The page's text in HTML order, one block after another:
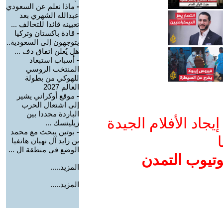
الأفلام الجيدة
التمدن
- ماذا نعلم عن السعودي
عبدالله الشهري بعد
تعيينه قائدا للتحالف ...
- قادة باكستان وتركيا
يتوجهون إلى السعودية..
هل يُعلن اتفاق دف ...
- أسباب استبعاد
المنتخب الروسي
للهوكي من بطولة
العالم 2027
- موقع أوكراني يشير
إلى اشتعال الحرب
الباردة مجددا بين
زيلينسك ...
- بوتين يبحث مع محمد
بن زايد آل نهيان هاتفيا
الوضع في منطقة ال ...
المزيد.....
المزيد.....